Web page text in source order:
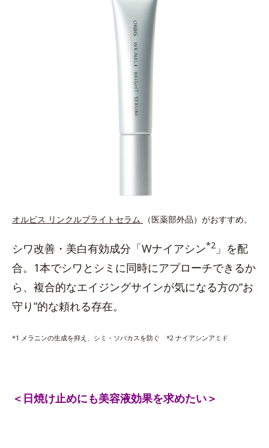
オルビス リンクルブライトセラム （医薬部外品）がおすすめ。
シワ改善・美白有効成分「Wナイアシン*2 」を配
合。1本でシワとシミに同時にアプローチできるか
ら、複合的なエイジングサインが気になる方の“お
守り”的な頼れる存在。
*1 メラニンの生成を抑え、シミ・ソバカスを防ぐ *2 ナイアシンアミド
＜日焼け止めにも美容液効果を求めたい＞